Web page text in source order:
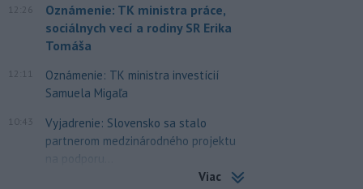
12:26
Oznámenie: TK ministra práce,
sociálnych vecí a rodiny SR Erika
Tomáša
12:11
Oznámenie: TK ministra investícií
Samuela Migaľa
10:43
Vyjadrenie: Slovensko sa stalo
partnerom medzinárodného projektu
na podporu...
Viac